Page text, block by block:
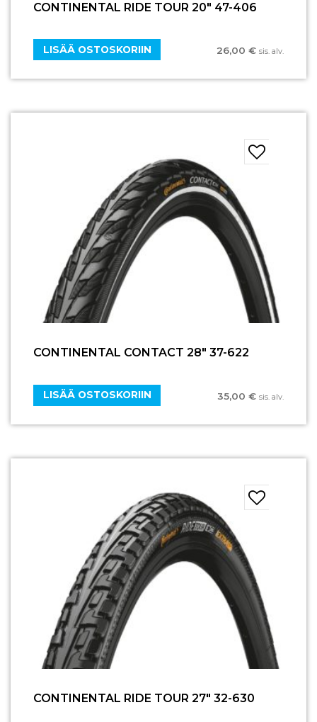
CONTINENTAL RIDE TOUR 20″ 47-406
26,00 € sis. alv.
LISÄÄ OSTOSKORIIN
CONTINENTAL CONTACT 28″ 37-622
35,00 € sis. alv.
LISÄÄ OSTOSKORIIN
CONTINENTAL RIDE TOUR 27″ 32-630